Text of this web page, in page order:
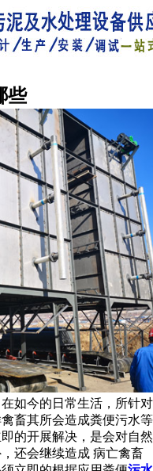
些
如今的日常生活，所针对
畜其所会造成粪便污水等
的开展解决，是会对自然
还会继续造成 病亡禽畜